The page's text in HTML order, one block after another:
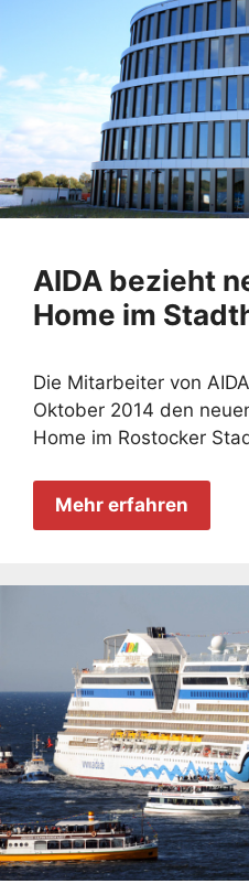
AIDA bezieht
Home im
Die Mitarbeiter von
Oktober 2014 den
Home im Rostocker
Mehr erfahren